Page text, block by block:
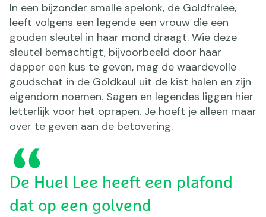
In een bijzonder smalle spelonk, de Goldfralee,
leeft volgens een legende een vrouw die een
gouden sleutel in haar mond draagt. Wie deze
sleutel bemachtigt, bijvoorbeeld door haar
dapper een kus te geven, mag de waardevolle
goudschat in de Goldkaul uit de kist halen en zijn
eigendom noemen. Sagen en legendes liggen hier
letterlijk voor het oprapen. Je hoeft je alleen maar
over te geven aan de betovering.
De Huel Lee heeft een plafond
dat op een golvend